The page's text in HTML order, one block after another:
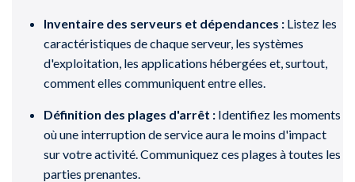
Inventaire des serveurs et dépendances : Listez les
caractéristiques de chaque serveur, les systèmes
d'exploitation, les applications hébergées et, surtout,
comment elles communiquent entre elles.
Définition des plages d'arrêt : Identifiez les moments
où une interruption de service aura le moins d'impact
sur votre activité. Communiquez ces plages à toutes les
parties prenantes.